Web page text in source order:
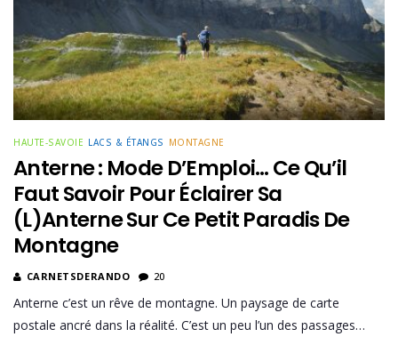
HAUTE-SAVOIE LACS & ÉTANGS MONTAGNE
Anterne : Mode D’Emploi… Ce Qu’il
Faut Savoir Pour Éclairer Sa
(L)anterne Sur Ce Petit Paradis De
Montagne
CARNETSDERANDO 20
Anterne c’est un rêve de montagne. Un paysage de carte
postale ancré dans la réalité. C’est un peu l’un des passages…